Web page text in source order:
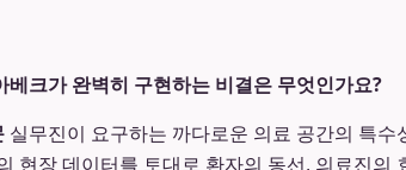
크가 완벽히 구현하는 비결은 무엇인가요?
실무진이 요구하는 까다로운 의료 공간의 특
현장 데이터를 토대로 환자의 동선, 의료진의